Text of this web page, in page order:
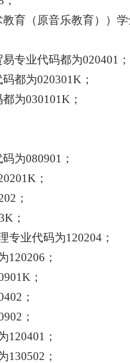
教育（原音乐教育））
易专业代码都为020401；
都为020301K；
为030101K；
为080901；
；
；
；
专业代码为120204；
120206；
；
；
；
120401；
130502；